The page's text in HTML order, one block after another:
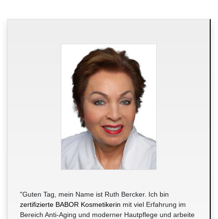
"Guten Tag, mein Name ist Ruth Bercker. Ich bin
zertifizierte BABOR Kosmetikerin mit viel Erfahrung im
Bereich Anti-Aging und moderner Hautpflege und arbeite